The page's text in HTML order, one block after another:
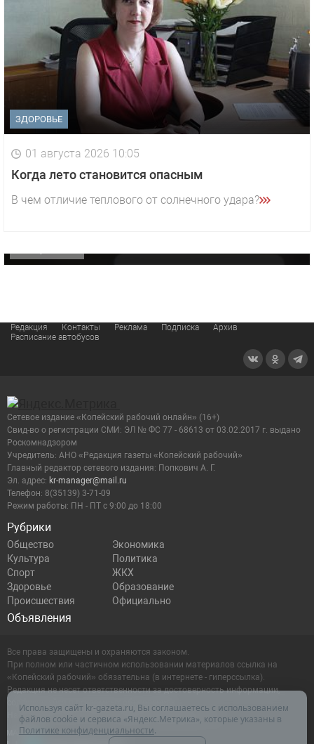
ЗДОРОВЬЕ
01 августа 2026 10:05
Когда лето становится опасным
В чем отличие теплового от солнечного удара?
«Звезда» Метрана стала главным героем нового
Редакция Контакты Реклама Подписка
Архив
Расписание автобусов
Рубрики
Общество
Экономика
Культура
Политика
Спорт
ЖКХ
Здоровье
Образование
Происшествия
Официально
Объявления
Сетевое издание «Копейский рабочий онлайн» (16+)
Cвид-во о регистрации СМИ: ЭЛ № ФС 77 - 68613 от 03.02.2017 г. выдано
Роскомнадзором
Учредитель: АНО «Редакция газеты «Копейский рабочий»
Главный редактор сетевого издания: Попкович А. Г.
Эл. адрес: kr-manager@mail.ru
Телефон: 8(35139) 3-71-09
Режим работы: ПН - ПТ с 9:00 до 18:00
Все права защищены и охраняются законом.
При полном или частичном использовании материалов ссылка на
«Копейский рабочий» обязательна (в интернете - гиперссылка).
Редакция не несет ответственности за достоверность информации,
содержащейся в рекламных объявлениях.
Настоящий ресурс может содержать материалы 16+
Используя сайт kr-gazeta.ru, Вы соглашаетесь с использованием
файлов cookie и сервиса «Яндекс.Метрика», которые указаны в
Политике конфиденциальности.